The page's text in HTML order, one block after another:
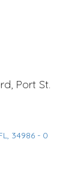
Port St.